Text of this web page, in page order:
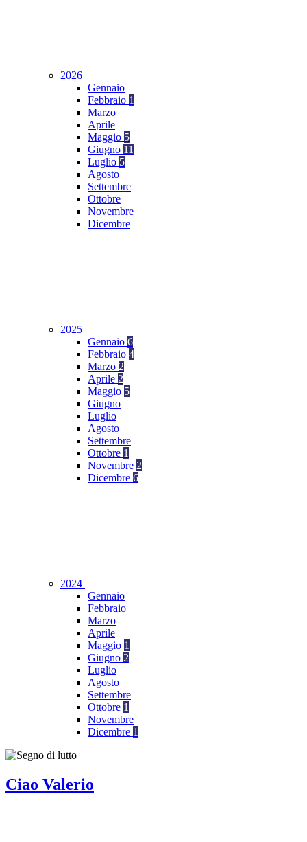
2026
Gennaio
Febbraio 1
Marzo
Aprile
Maggio 5
Giugno 11
Luglio 5
Agosto
Settembre
Ottobre
Novembre
Dicembre
2025
Gennaio 6
Febbraio 4
Marzo 2
Aprile 2
Maggio 5
Giugno
Luglio
Agosto
Settembre
Ottobre 1
Novembre 2
Dicembre 6
2024
Gennaio
Febbraio
Marzo
Aprile
Maggio 1
Giugno 2
Luglio
Agosto
Settembre
Ottobre 1
Novembre
Dicembre 1
Ciao Valerio